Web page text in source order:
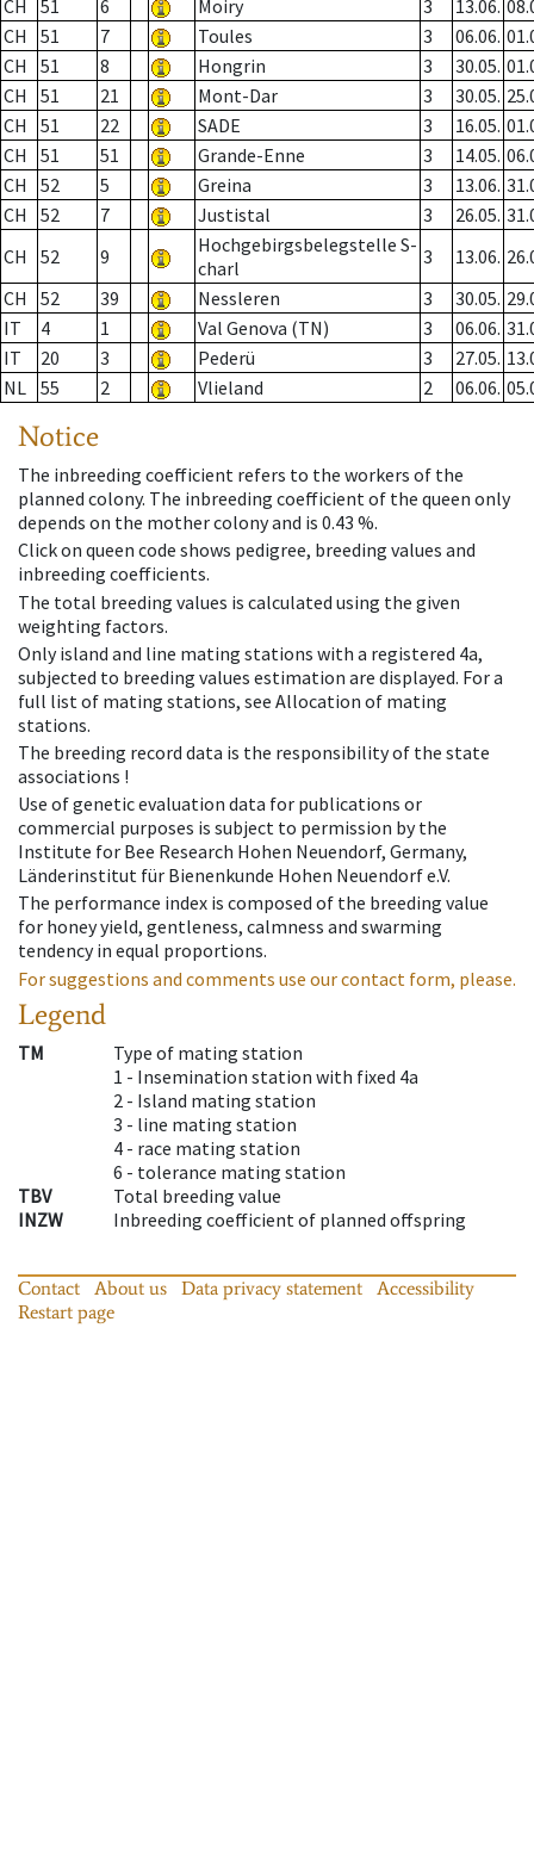
CH 51 6 Moiry 3 13.06.
CH
51 7 Toules 3 06.06.
CH
51 8 Hongrin 3 30.05.
CH
51 21 Mont-Dar 3 30.05.
CH
51 22 SADE 3 16.05.
CH
51 51 Grande-Enne 3 14.05.
CH
52 5 Greina 3 13.06.
CH
52 7 Justistal 3 26.05.
CH
52 9
Hochgebirgsbelegstelle S-
charl
3 13.06.
CH
52 39 Nessleren 3 30.05.
IT
4 1 Val Genova (TN) 3 06.06.
IT
20 3 Pederü 3 27.05.
NL 55 2 Vlieland 2 06.06.
Notice
The inbreeding coefficient refers to the workers of the
planned colony. The inbreeding coefficient of the queen only
depends on the mother colony and is 0.43 %.
Click on queen code shows pedigree, breeding values and
inbreeding coefficients.
The total breeding values is calculated using the given
weighting factors.
Only island and line mating stations with a registered 4a,
subjected to breeding values estimation are displayed. For a
full list of mating stations, see Allocation of mating
stations.
The breeding record data is the responsibility of the state
associations !
Use of genetic evaluation data for publications or
commercial purposes is subject to permission by the
Institute for Bee Research Hohen Neuendorf, Germany,
Länderinstitut für Bienenkunde Hohen Neuendorf e.V.
The performance index is composed of the breeding value
for honey yield, gentleness, calmness and swarming
tendency in equal proportions.
For suggestions and comments use our contact form, please.
Legend
TM
Type of mating station
1 - Insemination station with fixed 4a
2 - Island mating station
3 - line mating station
4 - race mating station
6 - tolerance mating station
TBV
Total breeding value
INZW
Inbreeding coefficient of planned offspring
Contact About us Data privacy statement
Accessibility
Restart page